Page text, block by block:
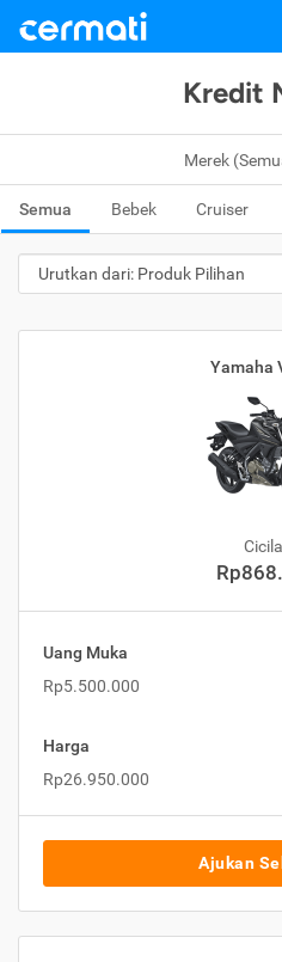
Kredit
Merek
Semua Bebek Cruiser
Yamaha
Uang Muka
Rp5.500.000
Harga
Rp26.950.000
Ajukan